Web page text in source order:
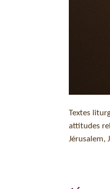
Textes
attitudes
Jérusalem,